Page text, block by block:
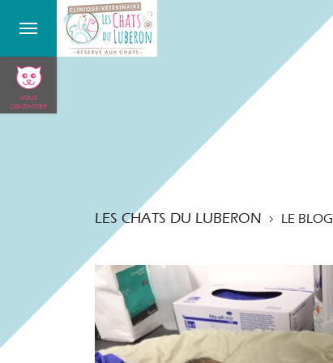
LES CHATS DU LUBERON LE BLOG
NOUS
CONTACTER